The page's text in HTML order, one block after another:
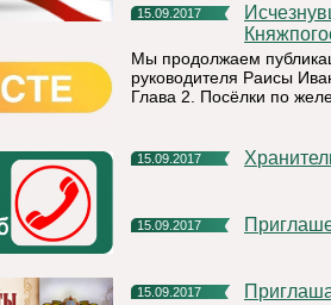
15.09.2017
Исчезнувшие и исчезающие поселения на территории
Мы продолжаем
руководителя Раисы
Глава 2. Посёлки по
15.09.2017
15.09.2017
15.09.2017